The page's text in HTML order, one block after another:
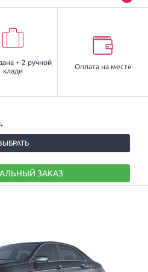
+ 2 ручной
клади
Оплата на месте
ЗАКАЗ